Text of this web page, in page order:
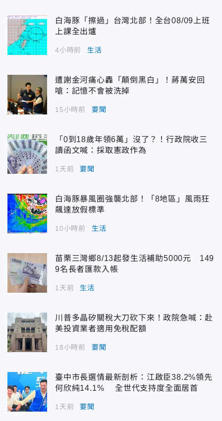
白海豚「擦過」台灣北部！全台08/09上班
上課全出爐
4小時前 生活
遭謝金河痛心轟「顛倒黑白」！蔣萬安回
嗆：記憶不會被洗掉
15小時前 要聞
「0到18歲年領6萬」沒了？！行政院收三
讀函文喊：採取憲政作為
1天前 要聞
白海豚暴風圈強襲北部！「8地區」風雨狂
飆達放假標準
10小時前 生活
苗栗三灣鄉8/13起發生活補助5000元 149
9名長者匯款入帳
1天前 生活
川普多晶矽關稅大刀砍下來！政院急喊：赴
美投資業者適用免稅配額
18小時前 要聞
臺中市長選情最新剖析：江啟臣38.2%領先
何欣純14.1% 全世代支持度全面居首
1天前 要聞